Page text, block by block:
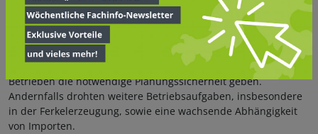
Der anhaltende Strukturwandel in der Sauenhaltung macht
aus Sicht des Bauernverbandes ein nationales
Sonderprogramm zwingend erforderlich. Dieses soll
Investitionen über mehrere Jahre absichern und den
Betrieben die notwendige Planungssicherheit geben.
Andernfalls drohten weitere Betriebsaufgaben, insbesondere
in der Ferkelerzeugung, sowie eine wachsende Abhängigkeit
von Importen.